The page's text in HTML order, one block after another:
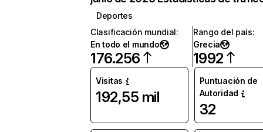
Deportes
Clasificación mundial:
En todo el mundo
176.256
Rango del país:
Grecia
1992
Visitas
192,55 mil
Puntuación de
Autoridad
32